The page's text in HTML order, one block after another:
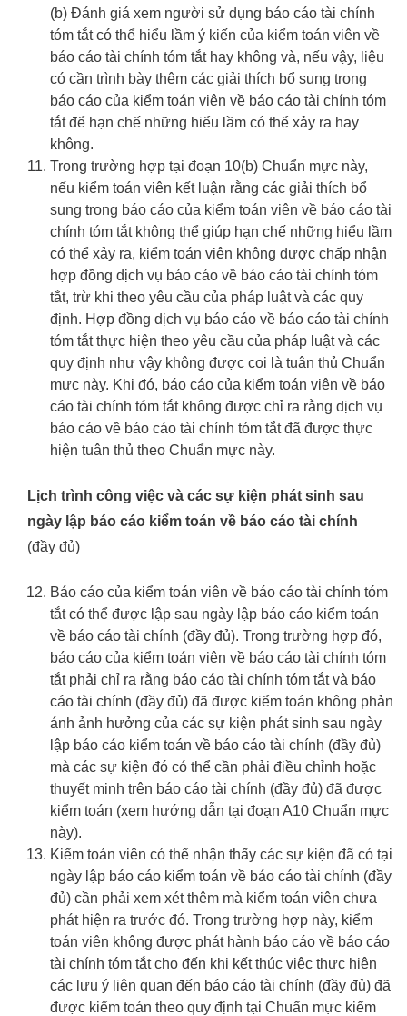
(b) Đánh giá xem người sử dụng báo cáo tài chính
tóm tắt có thể hiểu lầm ý kiến của kiểm toán viên về
báo cáo tài chính tóm tắt hay không và, nếu vậy, liệu
có cần trình bày thêm các giải thích bổ sung trong
báo cáo của kiểm toán viên về báo cáo tài chính tóm
tắt để hạn chế những hiểu lầm có thể xảy ra hay
không.
Trong trường hợp tại đoạn 10(b) Chuẩn mực này,
nếu kiểm toán viên kết luận rằng các giải thích bổ
sung trong báo cáo của kiểm toán viên về báo cáo tài
chính tóm tắt không thể giúp hạn chế những hiểu lầm
có thể xảy ra, kiểm toán viên không được chấp nhận
hợp đồng dịch vụ báo cáo về báo cáo tài chính tóm
tắt, trừ khi theo yêu cầu của pháp luật và các quy
định. Hợp đồng dịch vụ báo cáo về báo cáo tài chính
tóm tắt thực hiện theo yêu cầu của pháp luật và các
quy định như vậy không được coi là tuân thủ Chuẩn
mực này. Khi đó, báo cáo của kiểm toán viên về báo
cáo tài chính tóm tắt không được chỉ ra rằng dịch vụ
báo cáo về báo cáo tài chính tóm tắt đã được thực
hiện tuân thủ theo Chuẩn mực này.
Lịch trình công việc và các sự kiện phát sinh sau
ngày lập báo cáo kiểm toán về báo cáo tài chính
(đầy đủ)
Báo cáo của kiểm toán viên về báo cáo tài chính tóm
tắt có thể được lập sau ngày lập báo cáo kiểm toán
về báo cáo tài chính (đầy đủ). Trong trường hợp đó,
báo cáo của kiểm toán viên về báo cáo tài chính tóm
tắt phải chỉ ra rằng báo cáo tài chính tóm tắt và báo
cáo tài chính (đầy đủ) đã được kiểm toán không phản
ánh ảnh hưởng của các sự kiện phát sinh sau ngày
lập báo cáo kiểm toán về báo cáo tài chính (đầy đủ)
mà các sự kiện đó có thể cần phải điều chỉnh hoặc
thuyết minh trên báo cáo tài chính (đầy đủ) đã được
kiểm toán (xem hướng dẫn tại đoạn A10 Chuẩn mực
này).
Kiểm toán viên có thể nhận thấy các sự kiện đã có tại
ngày lập báo cáo kiểm toán về báo cáo tài chính (đầy
đủ) cần phải xem xét thêm mà kiểm toán viên chưa
phát hiện ra trước đó. Trong trường hợp này, kiểm
toán viên không được phát hành báo cáo về báo cáo
tài chính tóm tắt cho đến khi kết thúc việc thực hiện
các lưu ý liên quan đến báo cáo tài chính (đầy đủ) đã
được kiểm toán theo quy định tại Chuẩn mực kiểm